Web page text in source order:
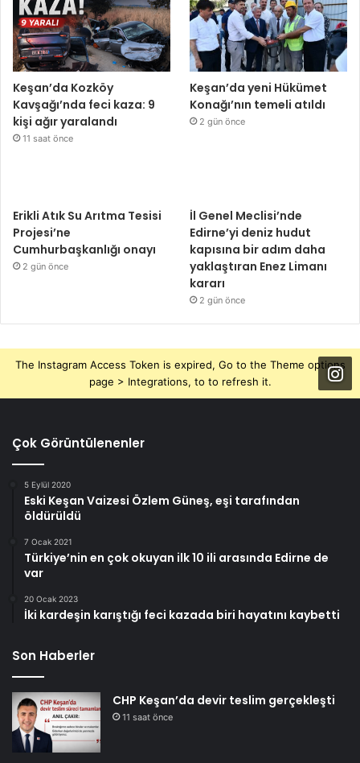
Keşan’da Kozköy
Kavşağı’nda feci kaza: 9
kişi ağır yaralandı
11 saat önce
Keşan’da yeni Hükümet
Konağı’nın temeli atıldı
2 gün önce
Erikli Atık Su Arıtma Tesisi
Projesi’ne
Cumhurbaşkanlığı onayı
2 gün önce
İl Genel Meclisi’nde
Edirne’yi deniz hudut
kapısına bir adım daha
yaklaştıran Enez Limanı
kararı
2 gün önce
The Instagram Access Token is expired, Go to the Theme options
page > Integrations, to to refresh it.
Çok Görüntülenenler
5 Eylül 2020
Eski Keşan Vaizesi Özlem Güneş, eşi tarafından
öldürüldü
7 Ocak 2021
Türkiye’nin en çok okuyan ilk 10 ili arasında Edirne de
var
20 Ocak 2023
İki kardeşin karıştığı feci kazada biri hayatını kaybetti
Son Haberler
CHP Keşan’da devir teslim gerçekleşti
11 saat önce